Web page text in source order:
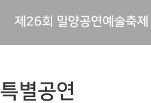
제26회 밀양공연예술축제
특별공연